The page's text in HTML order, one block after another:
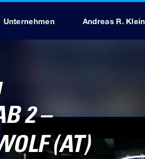
Andreas R. Klein
Unternehmen
2 –
(AT)